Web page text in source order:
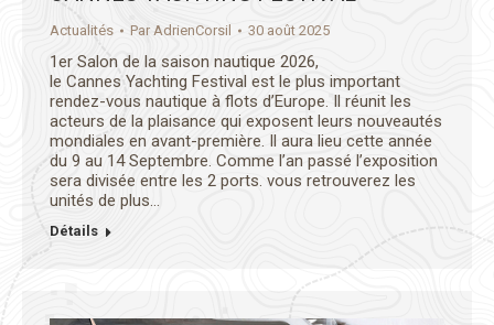
Actualités Par AdrienCorsil 30 août 2025
1er Salon de la saison nautique 2026,
le Cannes Yachting Festival est le plus important
rendez-vous nautique à flots d’Europe. Il réunit les
acteurs de la plaisance qui exposent leurs nouveautés
mondiales en avant-première. Il aura lieu cette année
du 9 au 14 Septembre. Comme l’an passé l’exposition
sera divisée entre les 2 ports. vous retrouverez les
unités de plus…
Détails